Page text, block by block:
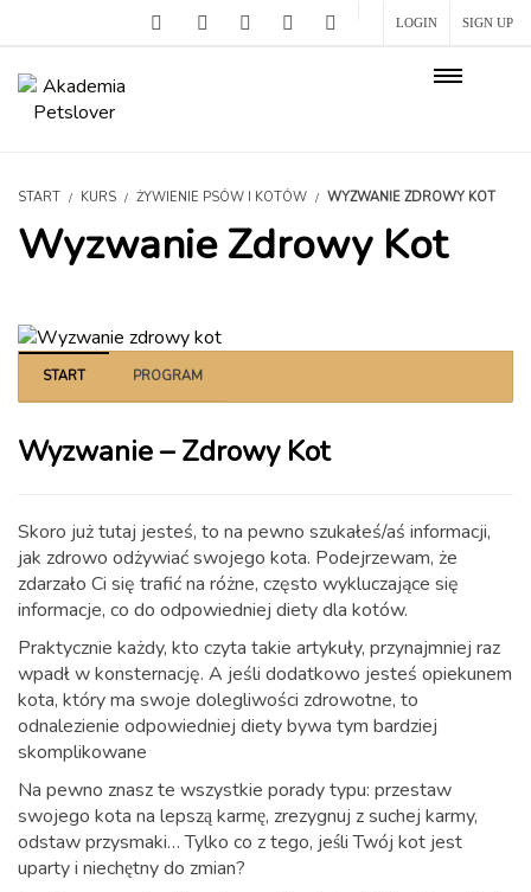
LOGIN SIGN UP
START KURS ŻYWIENIE PSÓW I KOTÓW WYZWANIE ZDROWY KOT
Wyzwanie Zdrowy Kot
START PROGRAM
Wyzwanie – Zdrowy Kot
Skoro już tutaj jesteś, to na pewno szukałeś/aś informacji,
jak zdrowo odżywiać swojego kota. Podejrzewam, że
zdarzało Ci się trafić na różne, często wykluczające się
informacje, co do odpowiedniej diety dla kotów.
Praktycznie każdy, kto czyta takie artykuły, przynajmniej raz
wpadł w konsternację. A jeśli dodatkowo jesteś opiekunem
kota, który ma swoje dolegliwości zdrowotne, to
odnalezienie odpowiedniej diety bywa tym bardziej
skomplikowane
Na pewno znasz te wszystkie porady typu: przestaw
swojego kota na lepszą karmę, zrezygnuj z suchej karmy,
odstaw przysmaki… Tylko co z tego, jeśli Twój kot jest
uparty i niechętny do zmian?